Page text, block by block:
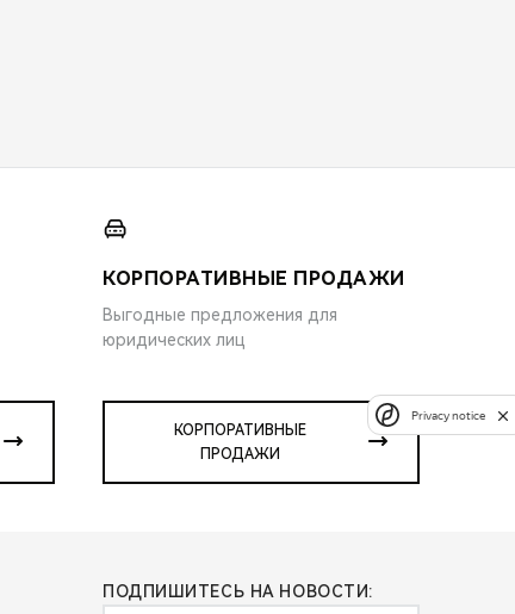
КОРПОРАТИВНЫЕ ПРОДАЖИ
Выгодные предложения для
юридических лиц
КОРПОРАТИВНЫЕ
ПРОДАЖИ
ПОДПИШИТЕСЬ НА НОВОСТИ:
Privacy notice